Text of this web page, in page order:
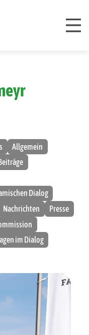
Allgemein
Dialog
Nachrichten
Presse
im Dialog